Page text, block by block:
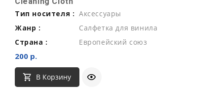
Тип носителя : Аксессуары
Жанр :
Салфетка для винила
Страна :
Европейский союз
200 р.
В Корзину